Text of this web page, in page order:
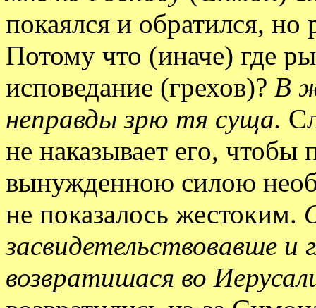
покаялся и обратился,
Потому что (иначе) где
исповедание (грехов)? В
неправды зрю тя суща.
не наказывает его, чтобы
вынужденною силою
не показалось жестоким.
засвидетельствовавше и
возвратишася во